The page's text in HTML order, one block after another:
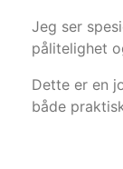
Jeg ser
pålitelighet
Dette er en
både